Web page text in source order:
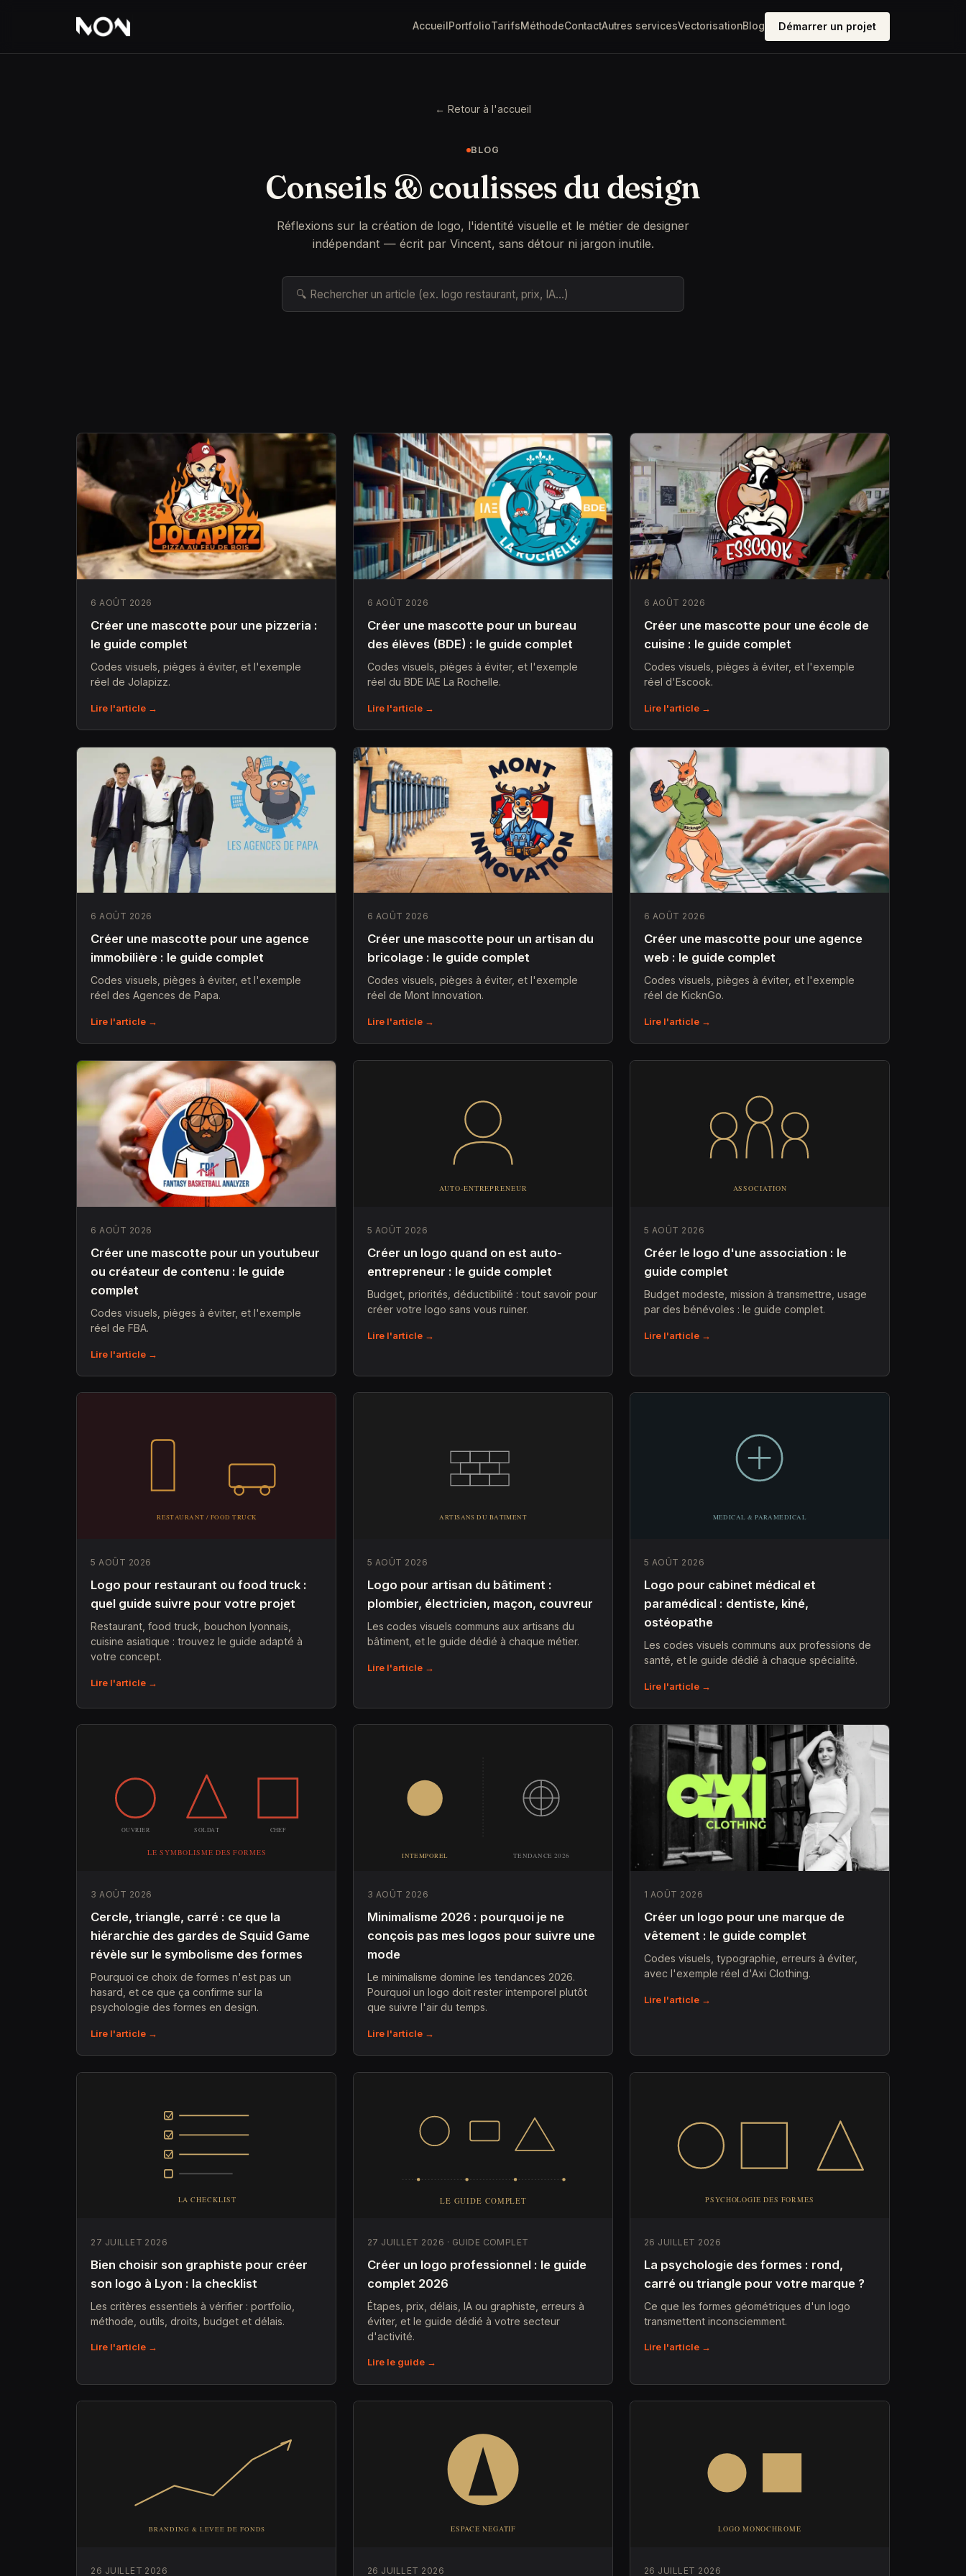
Accueil PortfolioTarifsMéthodeContactAutres servicesVectorisationBlog Démarrer un projet
← Retour à l'accueil
BLOG
Conseils & coulisses du design
Réflexions sur la création de logo, l'identité visuelle et le métier de designer
indépendant — écrit par Vincent, sans détour ni jargon inutile.
6 AOÛT 2026
Créer une mascotte pour une pizzeria :
le guide complet
Codes visuels, pièges à éviter, et l'exemple
réel de Jolapizz.
Lire l'article →
6 AOÛT 2026
Créer une mascotte pour un bureau
des élèves (BDE) : le guide complet
Codes visuels, pièges à éviter, et l'exemple
réel du BDE IAE La Rochelle.
Lire l'article →
6 AOÛT 2026
Créer une mascotte pour une école de
cuisine : le guide complet
Codes visuels, pièges à éviter, et l'exemple
réel d'Escook.
Lire l'article →
6 AOÛT 2026
Créer une mascotte pour une agence
immobilière : le guide complet
Codes visuels, pièges à éviter, et l'exemple
réel des Agences de Papa.
Lire l'article →
6 AOÛT 2026
Créer une mascotte pour un artisan du
bricolage : le guide complet
Codes visuels, pièges à éviter, et l'exemple
réel de Mont Innovation.
Lire l'article →
6 AOÛT 2026
Créer une mascotte pour une agence
web : le guide complet
Codes visuels, pièges à éviter, et l'exemple
réel de KicknGo.
Lire l'article →
6 AOÛT 2026
Créer une mascotte pour un youtubeur
ou créateur de contenu : le guide
complet
Codes visuels, pièges à éviter, et l'exemple
réel de FBA.
Lire l'article →
5 AOÛT 2026
Créer un logo quand on est auto-
entrepreneur : le guide complet
Budget, priorités, déductibilité : tout savoir pour
créer votre logo sans vous ruiner.
Lire l'article →
5 AOÛT 2026
Créer le logo d'une association : le
guide complet
Budget modeste, mission à transmettre, usage
par des bénévoles : le guide complet.
Lire l'article →
5 AOÛT 2026
Logo pour restaurant ou food truck :
quel guide suivre pour votre projet
Restaurant, food truck, bouchon lyonnais,
cuisine asiatique : trouvez le guide adapté à
votre concept.
Lire l'article →
5 AOÛT 2026
Logo pour artisan du bâtiment :
plombier, électricien, maçon, couvreur
Les codes visuels communs aux artisans du
bâtiment, et le guide dédié à chaque métier.
Lire l'article →
5 AOÛT 2026
Logo pour cabinet médical et
paramédical : dentiste, kiné,
ostéopathe
Les codes visuels communs aux professions de
santé, et le guide dédié à chaque spécialité.
Lire l'article →
3 AOÛT 2026
Cercle, triangle, carré : ce que la
hiérarchie des gardes de Squid Game
révèle sur le symbolisme des formes
Pourquoi ce choix de formes n'est pas un
hasard, et ce que ça confirme sur la
psychologie des formes en design.
Lire l'article →
3 AOÛT 2026
Minimalisme 2026 : pourquoi je ne
conçois pas mes logos pour suivre une
mode
Le minimalisme domine les tendances 2026.
Pourquoi un logo doit rester intemporel plutôt
que suivre l'air du temps.
Lire l'article →
1 AOÛT 2026
Créer un logo pour une marque de
vêtement : le guide complet
Codes visuels, typographie, erreurs à éviter,
avec l'exemple réel d'Axi Clothing.
Lire l'article →
27 JUILLET 2026
Bien choisir son graphiste pour créer
son logo à Lyon : la checklist
Les critères essentiels à vérifier : portfolio,
méthode, outils, droits, budget et délais.
Lire l'article →
27 JUILLET 2026 · GUIDE COMPLET
Créer un logo professionnel : le guide
complet 2026
Étapes, prix, délais, IA ou graphiste, erreurs à
éviter, et le guide dédié à votre secteur
d'activité.
Lire le guide →
26 JUILLET 2026
La psychologie des formes : rond,
carré ou triangle pour votre marque ?
Ce que les formes géométriques d'un logo
transmettent inconsciemment.
Lire l'article →
26 JUILLET 2026 26 JUILLET 2026 26 JUILLET 2026